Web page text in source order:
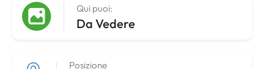
Qui puoi:
Da Vedere
Posizione